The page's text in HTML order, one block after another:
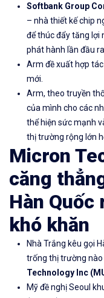
Softbank Group
– nhà thiết kế chip
để thúc đẩy tăng lợi
phát hành lần đầu
Arm đề xuất hợp
mới.
Arm, theo truyền
của mình cho các
thể hiện sức mạnh
thị trường rộng lớn
Micron
căng
Hàn
khó khăn
Nhà Trắng kêu gọi
trống thị trường nào
Technology Inc (
Mỹ đề nghị Seoul